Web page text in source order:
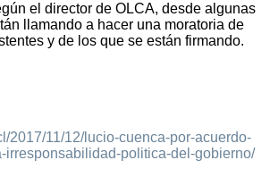
el director de OLCA, desde algunas
llamando a hacer una moratoria de
y de los que se están firmando.
2017/11/12/lucio-cuenca-por-acuerdo-
irresponsabilidad-politica-del-gobierno/